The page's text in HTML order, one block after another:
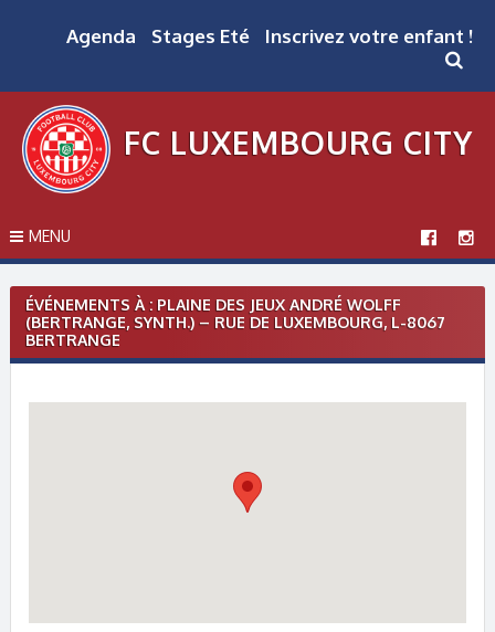
Agenda Stages Eté Inscrivez votre enfant !
FC LUXEMBOURG CITY
MENU
ÉVÉNEMENTS À : PLAINE DES JEUX ANDRÉ WOLFF
(BERTRANGE, SYNTH.) – RUE DE LUXEMBOURG, L-8067
BERTRANGE